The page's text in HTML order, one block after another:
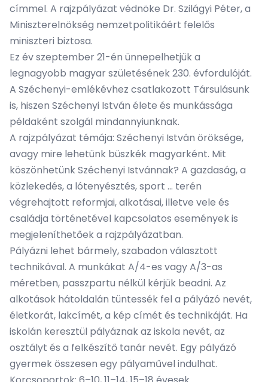
címmel. A rajzpályázat védnöke Dr. Szilágyi Péter, a
Miniszterelnökség nemzetpolitikáért felelős
miniszteri biztosa.
Ez év szeptember 21-én ünnepelhetjük a
legnagyobb magyar születésének 230. évfordulóját.
A Széchenyi-emlékévhez csatlakozott Társulásunk
is, hiszen Széchenyi István élete és munkássága
példaként szolgál mindannyiunknak.
A rajzpályázat témája: Széchenyi István öröksége,
avagy mire lehetünk büszkék magyarként. Mit
köszönhetünk Széchenyi Istvánnak? A gazdaság, a
közlekedés, a lótenyésztés, sport … terén
végrehajtott reformjai, alkotásai, illetve vele és
családja történetével kapcsolatos események is
megjeleníthetőek a rajzpályázatban.
Pályázni lehet bármely, szabadon választott
technikával. A munkákat A/4-es vagy A/3-as
méretben, passzpartu nélkül kérjük beadni. Az
alkotások hátoldalán tüntessék fel a pályázó nevét,
életkorát, lakcímét, a kép címét és technikáját. Ha
iskolán keresztül pályáznak az iskola nevét, az
osztályt és a felkészítő tanár nevét. Egy pályázó
gyermek összesen egy pályaművel indulhat.